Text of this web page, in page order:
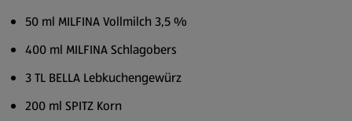
50 ml MILFINA Vollmilch 3,5 %
400 ml MILFINA Schlagobers
3 TL BELLA Lebkuchengewürz
200 ml SPITZ Korn